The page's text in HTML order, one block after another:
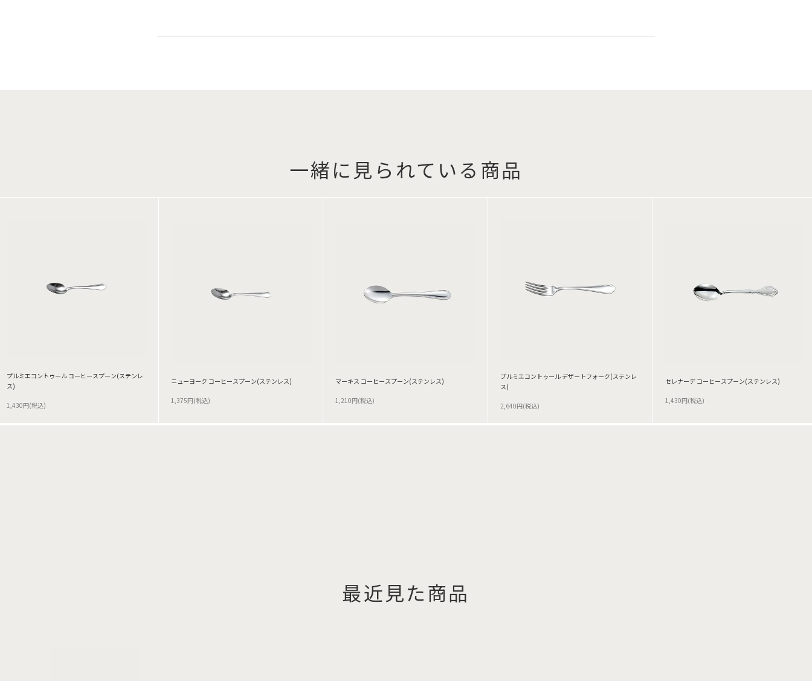
一緒に見られている商品
プルミエコントゥール コーヒースプーン(ステンレ
ス)
1,430円(税込)
ニューヨーク コーヒースプーン(ステンレス)
1,375円(税込)
マーキス コーヒースプーン(ステンレス)
1,210円(税込)
プルミエコントゥール デザートフォーク(ステンレ
ス)
2,640円(税込)
セレナーデ コーヒースプーン(ステンレス)
1,430円(税込)
最近見た商品